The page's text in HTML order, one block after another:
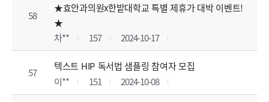
58
★효안과의원x한밭대학교 특별 제휴가 대박 이벤트!
★
차**
157 2024-10-17
57
텍스트 HIP 독서법 샘플링 참여자 모집
이**
151 2024-10-08